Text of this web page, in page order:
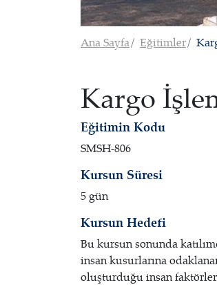
Ana Sayfa Eğitimler
Kargo
Eğitimin Kodu
SMSH-806
Kursun Süresi
5 gün
Kursun Hedefi
Bu kursun sonunda
insan kusurlarına
oluşturduğu insan